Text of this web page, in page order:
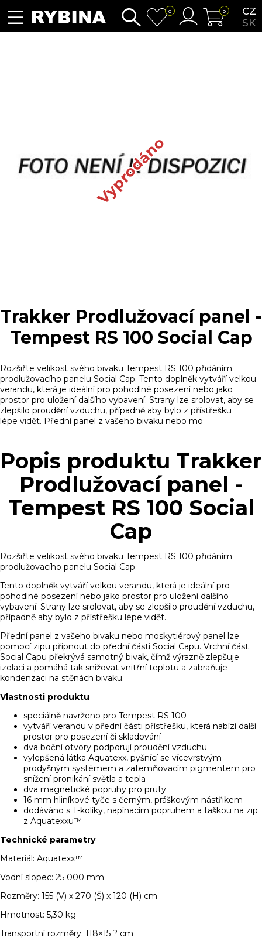
CZ
SK
0 0
Vyprodáno
Trakker Prodlužovací panel -
Tempest RS 100 Social Cap
Rozšiřte velikost svého bivaku Tempest RS 100 přidáním
prodlužovacího panelu Social Cap. Tento doplněk vytváří velkou
verandu, která je ideální pro pohodlné posezení nebo jako
prostor pro uložení dalšího vybavení. Strany lze srolovat, aby se
zlepšilo proudění vzduchu, případně aby bylo z přístřešku
lépe vidět. Přední panel z vašeho bivaku nebo mo
Popis produktu Trakker
Prodlužovací panel -
Tempest RS 100 Social
Cap
Rozšiřte velikost svého bivaku Tempest RS 100 přidáním
prodlužovacího panelu Social Cap.
Tento doplněk vytváří velkou verandu, která je ideální pro
pohodlné posezení nebo jako prostor pro uložení dalšího
vybavení. Strany lze srolovat, aby se zlepšilo proudění vzduchu,
případně aby bylo z přístřešku lépe vidět.
Přední panel z vašeho bivaku nebo moskytiérový panel lze
pomocí zipu připnout do přední části Social Capu. Vrchní část
Social Capu překrývá samotný bivak, čímž výrazně zlepšuje
izolaci a pomáhá tak snižovat vnitřní teplotu a zabraňuje
kondenzaci na stěnách bivaku.
Vlastnosti produktu
speciálně navrženo pro Tempest RS 100
vytváří verandu v přední části přístřešku, která nabízí další
prostor pro posezení či skladování
dva boční otvory podporují proudění vzduchu
vylepšená látka Aquatexx‚ pyšnící se vícevrstvým
prodyšným systémem a zatemňovacím pigmentem pro
snížení pronikání světla a tepla
dva magnetické popruhy pro pruty
16 mm hliníkové tyče s černým, práškovým nástřikem
dodáváno s T-kolíky, napínacím popruhem a taškou na zip
z Aquatexxu™
Technické parametry
Materiál: Aquatexx™
Vodní slopec: 25 000 mm
Rozměry: 155 (V) x 270 (Š) x 120 (H) cm
Hmotnost: 5,30 kg
Transportní rozměry: 118×15 ? cm